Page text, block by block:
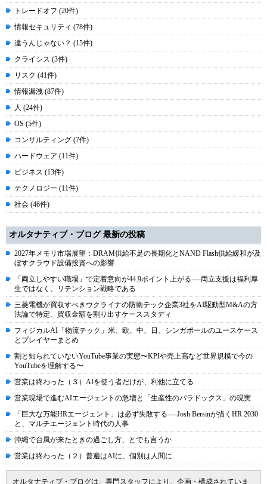
トレードオフ (20件)
情報セキュリティ (78件)
違うんじゃない？ (15件)
クライシス (3件)
リスク (41件)
情報漏洩 (87件)
人 (24件)
OS (5件)
コンサルティング (7件)
ハードウェア (11件)
ビジネス (13件)
テクノロジー (11件)
社会 (46件)
オルタナティブ・ブログ 最新の投稿
2027年メモリ市場展望：DRAM供給不足の長期化とNAND Flash供給緩和が及
ぼすクラウド設備投資への影響
「両立しやすい職場」で定着意向が44.9ポイント上がる----両立支援は福利厚
生ではなく、リテンション戦略である
三菱電機が買収すべきウクライナの防衛テック企業3社をAI駆動型M&Aの方
法論で特定、買収金額を割り出すケーススタディ
フィジカルAI「物流テック」米、欧、中、日、シンガポールのユースケース
とプレイヤーまとめ
割と知られていないYouTube事業の実態〜KPIや売上高など世界規模で今の
YouTubeを理解する〜
営業は終わった（３）AIを使う者だけが、利他に立てる
営業現場で進むAIエージェントの急増と「生産性のパラドックス」の現実
「巨大な万能HRエージェント」は必ず失敗する----Josh Bersinが描くHR 2030
と、マルチエージェント時代の人事
沖縄で台風が来たときの過ごし方、とでも言うか
営業は終わった（２）普遍はAIに、個別は人間に
オルタナティブ・ブログは、専門スタッフにより、企画・構成されていま